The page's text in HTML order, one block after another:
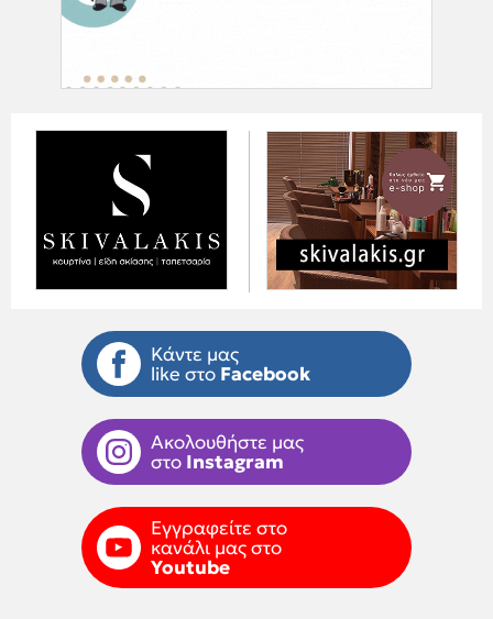
Κάντε μας
like στο Facebook
Ακολουθήστε μας
στο Instagram
Εγγραφείτε στο
κανάλι μας στο
Youtube